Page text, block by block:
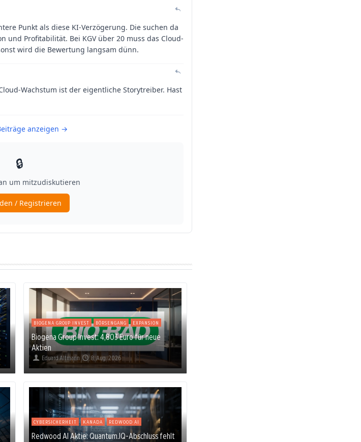
BIOGENA GROUP INVEST BÖRSENGANG EXPANSION
Biogena Group Invest: 4,803 Euro für neue
Aktien
Eduard Altmann 8. Aug. 2026
CYBERSICHERHEIT KANADA REDWOOD AI
Redwood AI Aktie: Quantum.IQ-Abschluss fehlt